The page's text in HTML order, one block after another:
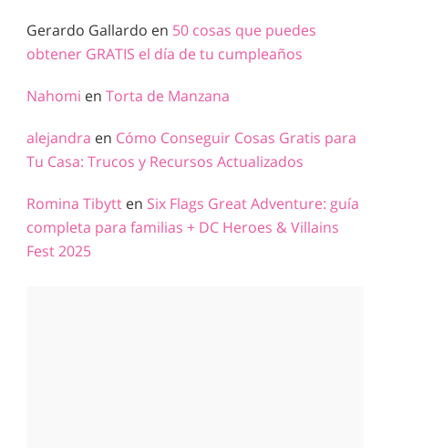
Gerardo Gallardo en 50 cosas que puedes
obtener GRATIS el día de tu cumpleaños
Nahomi en Torta de Manzana
alejandra en Cómo Conseguir Cosas Gratis para
Tu Casa: Trucos y Recursos Actualizados
Romina Tibytt en Six Flags Great Adventure: guía
completa para familias + DC Heroes & Villains
Fest 2025